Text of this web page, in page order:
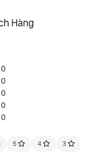
HP đều có thời
ngày khách hàng cuối
cầu cửa hàng cung
giữ làm phiếu bảo
Hàng
0
0
0
0
0
5 4 3